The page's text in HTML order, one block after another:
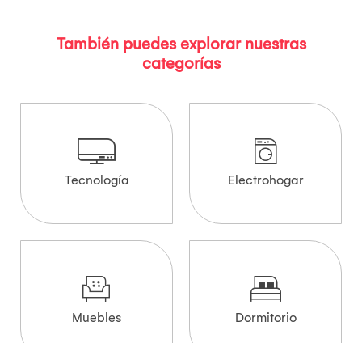
También puedes explorar nuestras
categorías
Tecnología Electrohogar
Muebles Dormitorio